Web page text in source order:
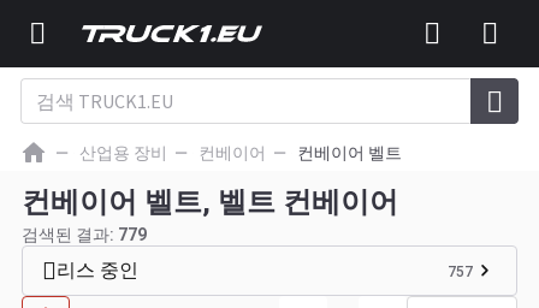
산업용 장비 컨베이어 컨베이어 벨트
컨베이어 벨트, 벨트 컨베이어
검색된 결과: 779
리스 중인 757